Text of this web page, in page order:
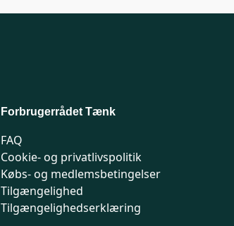
Forbrugerrådet Tænk
FAQ
Cookie- og privatlivspolitik
Købs- og medlemsbetingelser
Tilgængelighed
Tilgængelighedserklæring